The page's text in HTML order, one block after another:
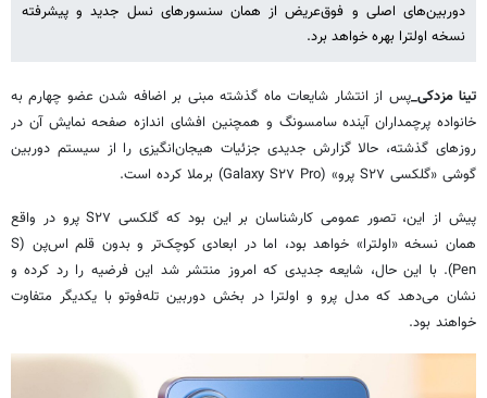
دوربین‌های اصلی و فوق‌عریض از همان سنسورهای نسل جدید و پیشرفته
نسخه اولترا بهره خواهد برد.
تینا مزدکی_پس از انتشار شایعات ماه گذشته مبنی بر اضافه شدن عضو چهارم به
خانواده پرچمداران آینده سامسونگ و همچنین افشای اندازه صفحه نمایش آن در
روزهای گذشته، حالا گزارش جدیدی جزئیات هیجان‌انگیزی را از سیستم دوربین
گوشی «گلکسی S۲۷ پرو» (Galaxy S۲۷ Pro) برملا کرده است.
پیش از این، تصور عمومی کارشناسان بر این بود که گلکسی S۲۷ پرو در واقع
همان نسخه «اولترا» خواهد بود، اما در ابعادی کوچک‌تر و بدون قلم اس‌پن (S
Pen). با این حال، شایعه جدیدی که امروز منتشر شد این فرضیه را رد کرده و
نشان می‌دهد که مدل پرو و اولترا در بخش دوربین تله‌فوتو با یکدیگر متفاوت
خواهند بود.